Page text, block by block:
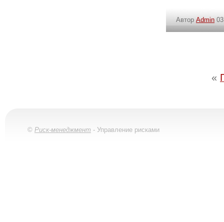
Автор Admin
«
© Риск-менеджмент - Управление рисками